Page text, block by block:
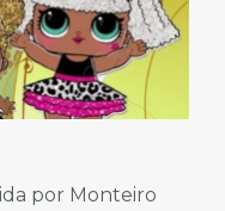
por Monteiro